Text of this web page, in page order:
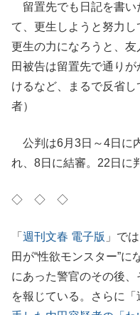
留置先でも日記を書い
て、更生しようと努力し
更生の力になろうと、
田被告は留置先で通り
けるなど、まるで反省
者）
公判は6月3日～4日に
れ、8日に結審。22日に
◇ ◇ ◇
「 週刊文春 電子版 」で
田が“性欲モンスター”
にあった警官のその後
を報じている。さらに「